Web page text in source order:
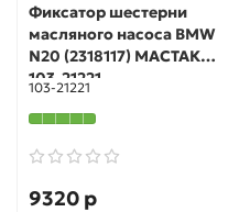
Фиксатор шестерни
масляного насоса BMW
N20 (2318117) МАСТАК
103-21221
103-21221
9320 р